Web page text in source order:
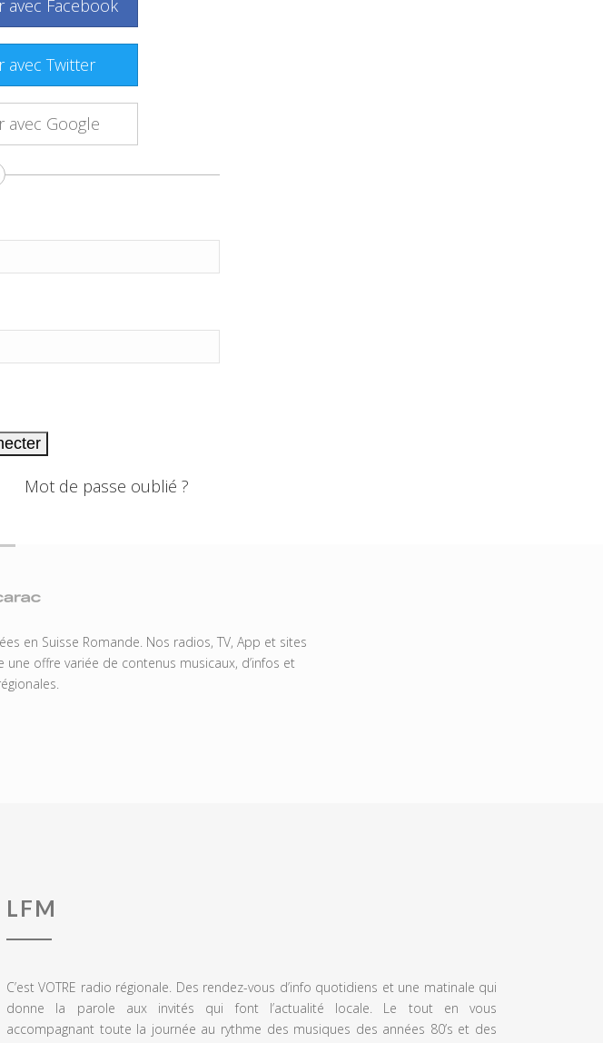
avec Facebook
avec Twitter
avec Google
Mot de passe oublié ?
en Suisse Romande. Nos radios, TV, App et sites
offre variée de contenus musicaux, d’infos et
LFM
C’est VOTRE radio régionale. Des rendez-vous d’info quotidiens et une matinale qui
donne la parole aux invités qui font l’actualité locale. Le tout en vous
accompagnant toute la journée au rythme des musiques des années 80’s et des